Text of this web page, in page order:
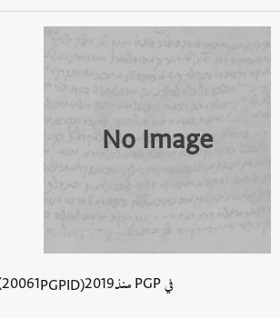
No Image
في PGP منذ 2019
PGPID
20061